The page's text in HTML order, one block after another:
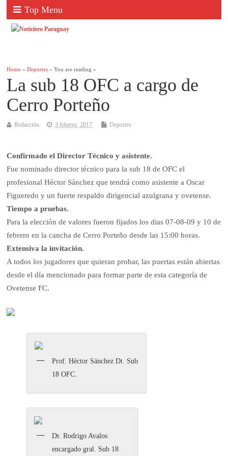
Top Menu
Home »Deportes » You are reading »
La sub 18 OFC a cargo de
Cerro Porteño
Redacción 3 febrero, 2017 Deportes
Confirmado el Director Técnico y asistente.
Fue nominado director técnico para la sub 18 de OFC el
profesional Héctor Sánchez que tendrá como asistente a Oscar
Figueredo y un fuerte respaldo dirigencial azulgrana y ovetense.
Tiempo a pruebas.
Para la elección de valores fueron fijados los dias 07-08-09 y 10 de
febrero en la cancha de Cerro Porteño desde las 15:00 horas.
Extensiva la invitación.
A todos los jugadores que quieran probar, las puertas están abiertas
desde el día mencionado para formar parte de esta categoría de
Ovetense FC.
Prof. Héctor Sánchez Dt. Sub
18 OFC.
Dr. Rodrigo Avalos
encargado gral. Sub 18